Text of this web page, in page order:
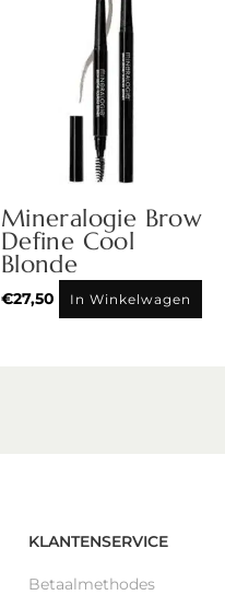
Mineralogie Brow
Define Cool
Blonde
€27,50 In Winkelwagen
KLANTENSERVICE
Betaalmethodes